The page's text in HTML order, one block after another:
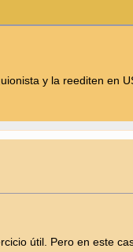
y la reediten en
útil. Pero en este